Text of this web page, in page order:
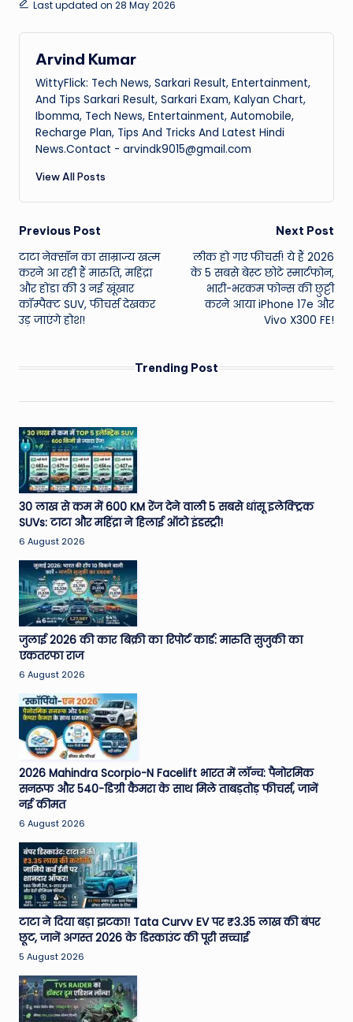
Last updated on 28 May 2026
Arvind Kumar
WittyFlick: Tech News, Sarkari Result, Entertainment,
And Tips Sarkari Result, Sarkari Exam, Kalyan Chart,
Ibomma, Tech News, Entertainment, Automobile,
Recharge Plan, Tips And Tricks And Latest Hindi
News.Contact - arvindk9015@gmail.com
View All Posts
Post
navigation
Previous Post
टाटा नेक्सॉन का साम्राज्य खत्म
करने आ रही हैं मारुति, महिंद्रा
और होंडा की 3 नई खूंखार
कॉम्पैक्ट SUV, फीचर्स देखकर
उड़ जाएंगे होश!
Next Post
लीक हो गए फीचर्स! ये हैं 2026
के 5 सबसे बेस्ट छोटे स्मार्टफोन,
भारी-भरकम फोन्स की छुट्टी
करने आया iPhone 17e और
Vivo X300 FE!
Trending Post
30 लाख से कम में 600 KM रेंज देने वाली 5 सबसे धांसू इलेक्ट्रिक
SUVs: टाटा और महिंद्रा ने हिलाई ऑटो इंडस्ट्री!
6 August 2026
जुलाई 2026 की कार बिक्री का रिपोर्ट कार्ड: मारुति सुजुकी का
एकतरफा राज
6 August 2026
2026 Mahindra Scorpio-N Facelift भारत में लॉन्च: पैनोरमिक
सनरूफ और 540-डिग्री कैमरा के साथ मिले ताबड़तोड़ फीचर्स, जानें
नई कीमत
6 August 2026
टाटा ने दिया बड़ा झटका! Tata Curvv EV पर ₹3.35 लाख की बंपर
छूट, जानें अगस्त 2026 के डिस्काउंट की पूरी सच्चाई
5 August 2026